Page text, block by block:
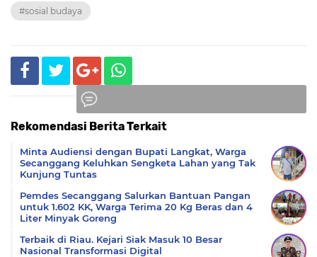
#sosial budaya
Rekomendasi Berita Terkait
Minta Audiensi dengan Bupati Langkat, Warga
Secanggang Keluhkan Sengketa Lahan yang Tak
Kunjung Tuntas
Pemdes Secanggang Salurkan Bantuan Pangan
untuk 1.602 KK, Warga Terima 20 Kg Beras dan 4
Liter Minyak Goreng
Terbaik di Riau. Kejari Siak Masuk 10 Besar
Nasional Transformasi Digital